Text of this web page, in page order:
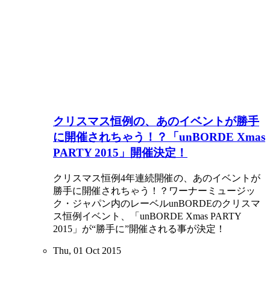
クリスマス恒例の、あのイベントが勝手
に開催されちゃう！？「unBORDE Xmas
PARTY 2015」開催決定！
クリスマス恒例4年連続開催の、あのイベントが
勝手に開催されちゃう！？ワーナーミュージッ
ク・ジャパン内のレーベルunBORDEのクリスマ
ス恒例イベント、「unBORDE Xmas PARTY
2015」が“勝手に”開催される事が決定！
Thu, 01 Oct 2015